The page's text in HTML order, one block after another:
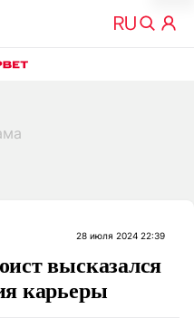
28 июля 2024 22:39
высказался
карьеры